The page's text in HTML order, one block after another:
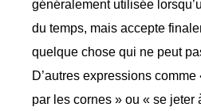
généralement utilisée
du temps, mais accepte
quelque chose qui ne peut
D’autres expressions
par les cornes » ou « se jeter